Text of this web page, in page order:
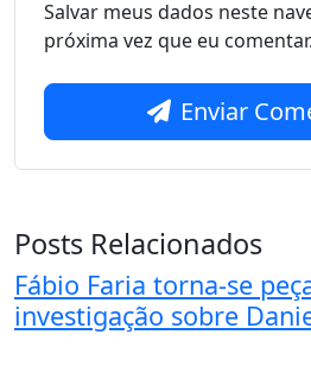
Salvar meus dados neste
próxima vez que eu comentar.
Enviar
Posts Relacionados
Fábio Faria torna-se
investigação sobre